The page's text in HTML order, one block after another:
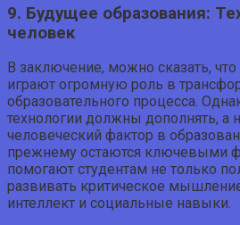
9. Будущее образования:
человек
В заключение, можно сказать,
играют огромную роль в
образовательного процесса.
технологии должны дополнять, а
человеческий фактор в
прежнему остаются ключевыми
помогают студентам не только
развивать критическое
интеллект и социальные навыки.